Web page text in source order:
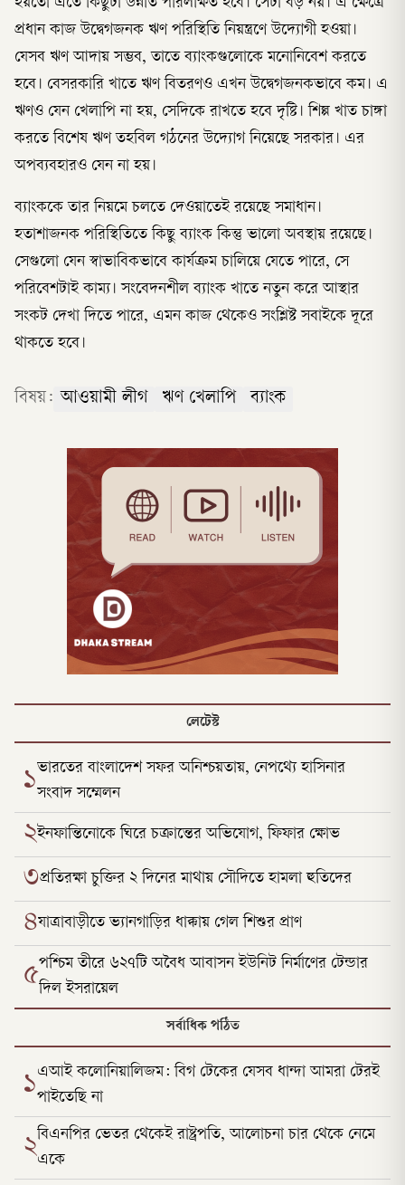
প্রধান কাজ উদ্বেগজনক ঋণ পরিস্থিতি নিয়ন্ত্রণে উদ্যোগী হওয়া।
যেসব ঋণ আদায় সম্ভব, তাতে ব্যাংকগুলোকে মনোনিবেশ করতে
হবে। বেসরকারি খাতে ঋণ বিতরণও এখন উদ্বেগজনকভাবে কম। এ
ঋণও যেন খেলাপি না হয়, সেদিকে রাখতে হবে দৃষ্টি। শিল্প খাত চাঙ্গা
করতে বিশেষ ঋণ তহবিল গঠনের উদ্যোগ নিয়েছে সরকার। এর
অপব্যবহারও যেন না হয়।
ব্যাংককে তার নিয়মে চলতে দেওয়াতেই রয়েছে সমাধান।
হতাশাজনক পরিস্থিতিতে কিছু ব্যাংক কিন্তু ভালো অবস্থায় রয়েছে।
সেগুলো যেন স্বাভাবিকভাবে কার্যক্রম চালিয়ে যেতে পারে, সে
পরিবেশটাই কাম্য। সংবেদনশীল ব্যাংক খাতে নতুন করে আস্থার
সংকট দেখা দিতে পারে, এমন কাজ থেকেও সংশ্লিষ্ট সবাইকে দূরে
থাকতে হবে।
বিষয়: আওয়ামী লীগ ঋণ খেলাপি ব্যাংক
লেটেস্ট
১ভারতের বাংলাদেশ সফর অনিশ্চয়তায়, নেপথ্যে হাসিনার
সংবাদ সম্মেলন
২ইনফান্তিনোকে ঘিরে চক্রান্তের অভিযোগ, ফিফার ক্ষোভ
৩প্রতিরক্ষা চুক্তির ২ দিনের মাথায় সৌদিতে হামলা হুতিদের
৪যাত্রাবাড়ীতে ভ্যানগাড়ির ধাক্কায় গেল শিশুর প্রাণ
৫পশ্চিম তীরে ৬২৭টি অবৈধ আবাসন ইউনিট নির্মাণের টেন্ডার
দিল ইসরায়েল
সর্বাধিক পঠিত
১এআই কলোনিয়ালিজম: বিগ টেকের যেসব ধান্দা আমরা টেরই
পাইতেছি না
২বিএনপির ভেতর থেকেই রাষ্ট্রপতি, আলোচনা চার থেকে নেমে
একে